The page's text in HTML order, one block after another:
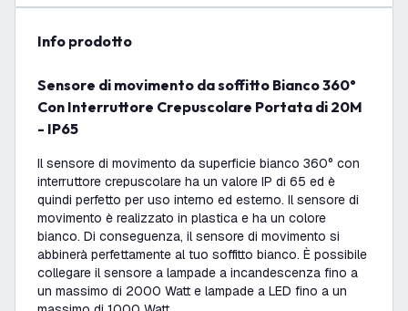
info prodotto
Sensore di movimento da soffitto Bianco 360°
Con Interruttore Crepuscolare Portata di 20M
- IP65
Il sensore di movimento da superficie bianco 360° con
interruttore crepuscolare ha un valore IP di 65 ed è
quindi perfetto per uso interno ed esterno. Il sensore di
movimento è realizzato in plastica e ha un colore
bianco. Di conseguenza, il sensore di movimento si
abbinerà perfettamente al tuo soffitto bianco. È possibile
collegare il sensore a lampade a incandescenza fino a
un massimo di 2000 Watt e lampade a LED fino a un